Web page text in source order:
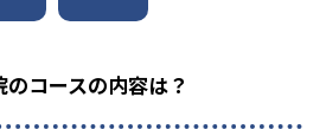
コースの内容は？